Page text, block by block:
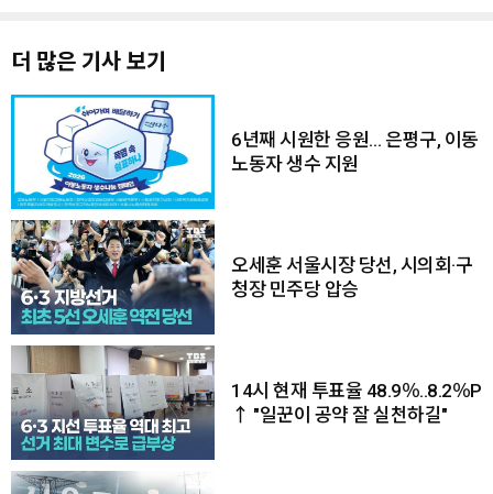
더 많은 기사 보기
6년째 시원한 응원… 은평구, 이동
노동자 생수 지원
오세훈 서울시장 당선, 시의회·구
청장 민주당 압승
14시 현재 투표율 48.9％..8.2％P
↑ "일꾼이 공약 잘 실천하길"